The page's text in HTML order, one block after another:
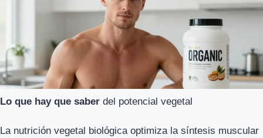
Lo que hay que saber del potencial vegetal
La nutrición vegetal biológica optimiza la síntesis muscular